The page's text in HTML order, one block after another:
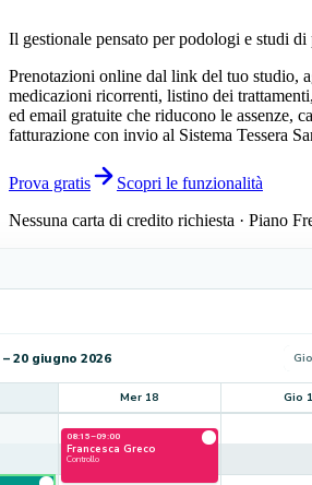
Il gestionale pensato per podologi e studi di
Prenotazioni online dal link del tuo studio,
medicazioni ricorrenti, listino dei
ed email gratuite che riducono le assenze,
fatturazione con invio al Sistema Tessera
Prova gratis
Scopri le funzionalità
Nessuna carta di credito richiesta · Piano
– 20 giugno 2026
Mer 18 Gio
08:15–09:00
Francesca Greco
Controllo